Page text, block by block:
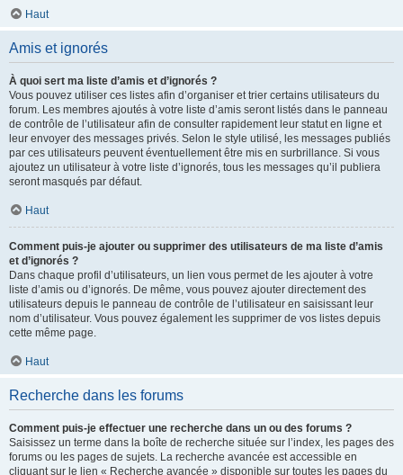
Haut
Amis et ignorés
À quoi sert ma liste d’amis et d’ignorés ?
Vous pouvez utiliser ces listes afin d’organiser et trier certains utilisateurs du
forum. Les membres ajoutés à votre liste d’amis seront listés dans le panneau
de contrôle de l’utilisateur afin de consulter rapidement leur statut en ligne et
leur envoyer des messages privés. Selon le style utilisé, les messages publiés
par ces utilisateurs peuvent éventuellement être mis en surbrillance. Si vous
ajoutez un utilisateur à votre liste d’ignorés, tous les messages qu’il publiera
seront masqués par défaut.
Haut
Comment puis-je ajouter ou supprimer des utilisateurs de ma liste d’amis
et d’ignorés ?
Dans chaque profil d’utilisateurs, un lien vous permet de les ajouter à votre
liste d’amis ou d’ignorés. De même, vous pouvez ajouter directement des
utilisateurs depuis le panneau de contrôle de l’utilisateur en saisissant leur
nom d’utilisateur. Vous pouvez également les supprimer de vos listes depuis
cette même page.
Haut
Recherche dans les forums
Comment puis-je effectuer une recherche dans un ou des forums ?
Saisissez un terme dans la boîte de recherche située sur l’index, les pages des
forums ou les pages de sujets. La recherche avancée est accessible en
cliquant sur le lien « Recherche avancée » disponible sur toutes les pages du